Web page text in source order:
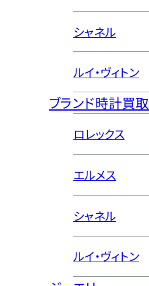
シャネル
ルイ・ヴィトン
ブランド時計買取
ロレックス
エルメス
シャネル
ルイ・ヴィトン